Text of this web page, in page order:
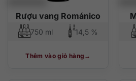
Rượu vang Románico
750 ml 14,5 %
Thêm vào giỏ hàng